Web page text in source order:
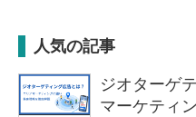
人気の記事
ジオターゲ
マーケティ